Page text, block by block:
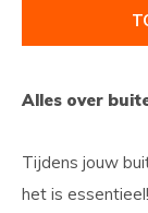
Alles over
Tijdens jouw
het is